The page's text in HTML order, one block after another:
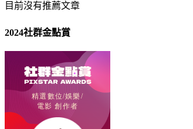
目前沒有推薦文章
2024社群金點賞